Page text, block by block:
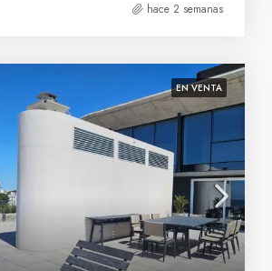
hace 2 semanas
EN VENTA